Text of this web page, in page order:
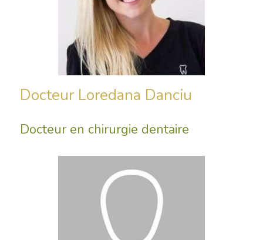
Docteur Loredana Danciu
Docteur en chirurgie dentaire